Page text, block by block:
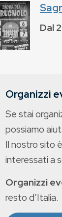
Dal
Organizzi
Se stai
possiamo
Il nostro sito
interessati a
Organizzi
resto d’Italia.